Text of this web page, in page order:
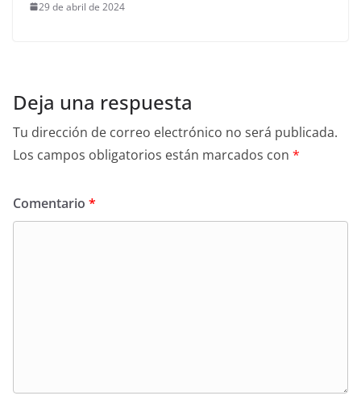
29 de abril de 2024
Deja una respuesta
Tu dirección de correo electrónico no será publicada.
Los campos obligatorios están marcados con *
Comentario *